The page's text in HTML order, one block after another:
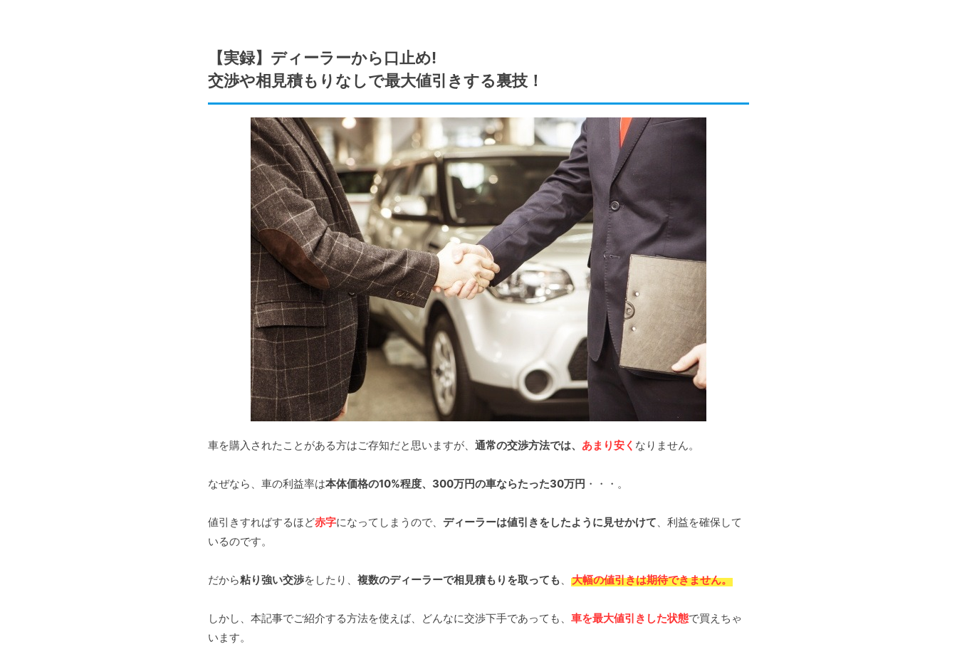
【実録】ディーラーから口止め!
交渉や相見積もりなしで最大値引きする裏技！
車を購入されたことがある方はご存知だと思いますが、 通常の交渉方法では、 あまり安く なりません。
なぜなら、車の利益率は本体価格の10%程度、300万円の車ならたった30万円 ・・・。
値引きすればするほど赤字になってしまうので、 ディーラーは値引きをしたように見せかけて、利益を確保して
いるのです。
だから粘り強い交渉をしたり、 複数のディーラーで相見積もりを取っても、 大幅の値引きは期待できません。
しかし、本記事でご紹介する方法を使えば、どんなに交渉下手であっても、 車を最大値引きした状態で買えちゃ
います。